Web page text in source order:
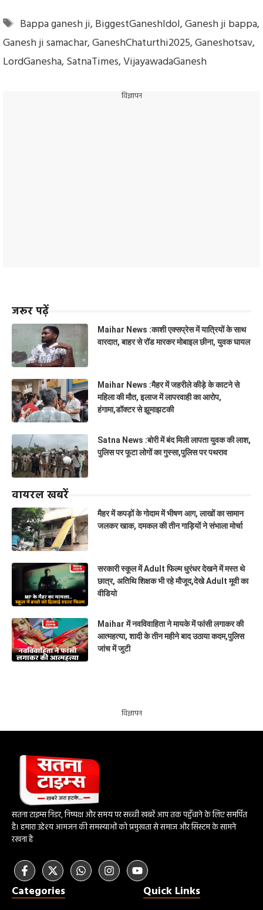
Tags
Bappa ganesh ji,BiggestGaneshIdol,Ganesh ji bappa,
Ganesh ji samachar,GaneshChaturthi2025,Ganeshotsav,
LordGanesha,SatnaTimes,VijayawadaGanesh
विज्ञापन
जरूर पढ़ें
Maihar News :काशी एक्सप्रेस में यात्रियों के साथ
वारदात, बाहर से रॉड मारकर मोबाइल छीना, युवक घायल
Maihar News :मैहर में जहरीले कीड़े के काटने से
महिला की मौत, इलाज में लापरवाही का आरोप,
हंगामा,डॉक्टर से झूमाझटकी
Satna News :बोरी में बंद मिली लापता युवक की लाश,
पुलिस पर फूटा लोगों का गुस्सा,पुलिस पर पथराव
वायरल खबरें
मैहर में कपड़ों के गोदाम में भीषण आग, लाखों का सामान
जलकर खाक, दमकल की तीन गाड़ियों ने संभाला मोर्चा
सरकारी स्कूल में Adult फिल्म धुरंधर देखने में मस्त थे
छात्र, अतिथि शिक्षक भी रहे मौजूद,देखे Adult मूवी का
वीडियो
Maihar में नवविवाहिता ने मायके में फांसी लगाकर की
आत्महत्या, शादी के तीन महीने बाद उठाया कदम,पुलिस
जांच में जुटी
विज्ञापन
सतना टाइम्स निडर, निष्पक्ष और समय पर सच्ची खबरें आप तक पहुँचाने के लिए समर्पित
है। हमारा उद्देश्य आमजन की समस्याओं को प्रमुखता से समाज और सिस्टम के सामने
रखना है
Categories Quick Links